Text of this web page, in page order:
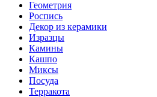
Геометрия
Роспись
Декор из керамики
Изразцы
Камины
Кашпо
Миксы
Посуда
Терракота